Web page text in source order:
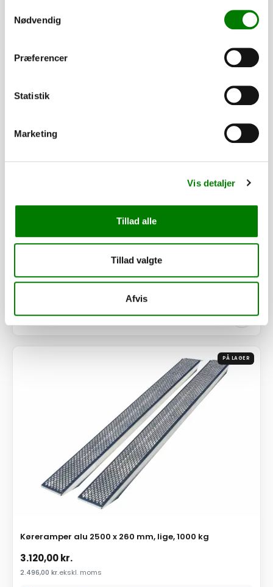
Nødvendig
Præferencer
Statistik
Marketing
Vis detaljer
Tillad alle
Tillad valgte
Afvis
PÅ LAGER
Køreramper alu 2000 x 700 mm, lige, 750 kg
5.225,00kr.
Afhentning og forsendelse
Se detaljer
PÅ LAGER
Køreramper alu 2500 x 260 mm, lige, 1000 kg
3.120,00kr.
2.496,00 kr.ekskl. moms